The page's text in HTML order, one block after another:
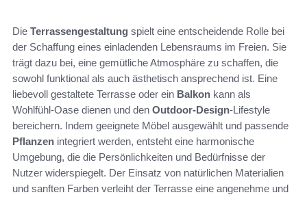
Die Terrassengestaltung spielt eine entscheidende Rolle bei
der Schaffung eines einladenden Lebensraums im Freien. Sie
trägt dazu bei, eine gemütliche Atmosphäre zu schaffen, die
sowohl funktional als auch ästhetisch ansprechend ist. Eine
liebevoll gestaltete Terrasse oder ein Balkon kann als
Wohlfühl-Oase dienen und den Outdoor-Design-Lifestyle
bereichern. Indem geeignete Möbel ausgewählt und passende
Pflanzen integriert werden, entsteht eine harmonische
Umgebung, die die Persönlichkeiten und Bedürfnisse der
Nutzer widerspiegelt. Der Einsatz von natürlichen Materialien
und sanften Farben verleiht der Terrasse eine angenehme und